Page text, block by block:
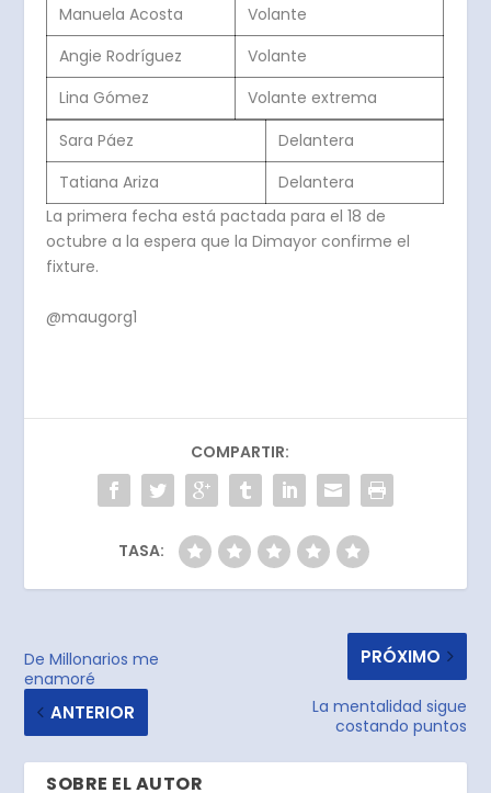
Manuela Acosta
Volante
Angie Rodríguez
Volante
Lina Gómez
Volante extrema
Sara Páez
Delantera
Tatiana Ariza
Delantera
La primera fecha está pactada para el 18 de
octubre a la espera que la Dimayor confirme el
fixture.
@maugorg1
COMPARTIR:
TASA:
De Millonarios me
enamoré
ANTERIOR
PRÓXIMO
La mentalidad sigue
costando puntos
SOBRE EL AUTOR